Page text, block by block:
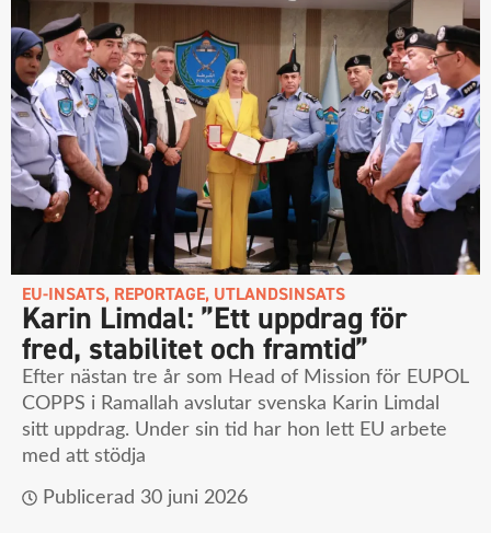
EU-INSATS, REPORTAGE, UTLANDSINSATS
Karin Limdal: ”Ett uppdrag för
fred, stabilitet och framtid”
Efter nästan tre år som Head of Mission för EUPOL
COPPS i Ramallah avslutar svenska Karin Limdal
sitt uppdrag. Under sin tid har hon lett EU arbete
med att stödja
Publicerad 30 juni 2026